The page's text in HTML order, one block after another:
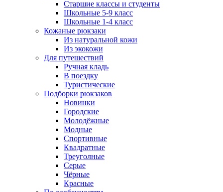
Старшие классы и студенты
Школьные 5-9 класс
Школьные 1-4 класс
Кожаные рюкзаки
Из натуральной кожи
Из экокожи
Для путешествий
Ручная кладь
В поездку
Туристические
Подборки рюкзаков
Новинки
Городские
Молодёжные
Модные
Спортивные
Квадратные
Треуголные
Серые
Чёрные
Красные